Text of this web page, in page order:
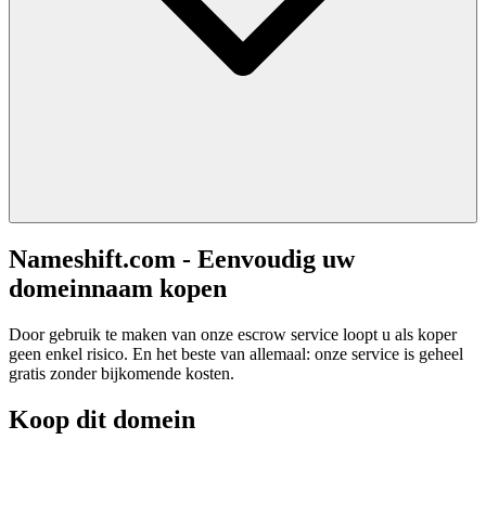
Nameshift.com - Eenvoudig uw
domeinnaam kopen
Door gebruik te maken van onze escrow service loopt u als koper
geen enkel risico. En het beste van allemaal: onze service is geheel
gratis zonder bijkomende kosten.
Koop dit domein